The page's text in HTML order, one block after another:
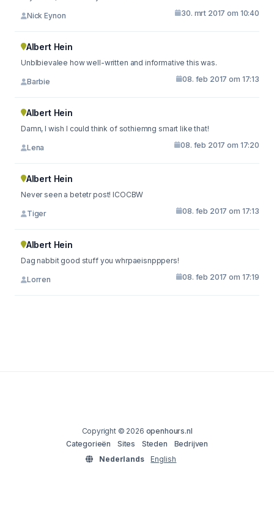
Nick Eynon 30. mrt 2017 om 10:40
Albert Hein
Unblbievalee how well-written and informative this was.
Barbie 08. feb 2017 om 17:13
Albert Hein
Damn, I wish I could think of sothiemng smart like that!
Lena 08. feb 2017 om 17:20
Albert Hein
Never seen a betetr post! ICOCBW
Tiger 08. feb 2017 om 17:13
Albert Hein
Dag nabbit good stuff you whrpaeisnpppers!
Lorren 08. feb 2017 om 17:19
Copyright © 2026 openhours.nl
Categorieën
Sites Steden
Bedrijven
Nederlands
English